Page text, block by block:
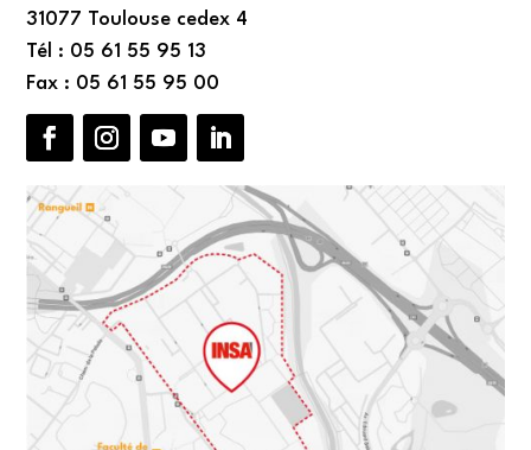
31077 Toulouse cedex 4
Tél : 05 61 55 95 13
Fax : 05 61 55 95 00